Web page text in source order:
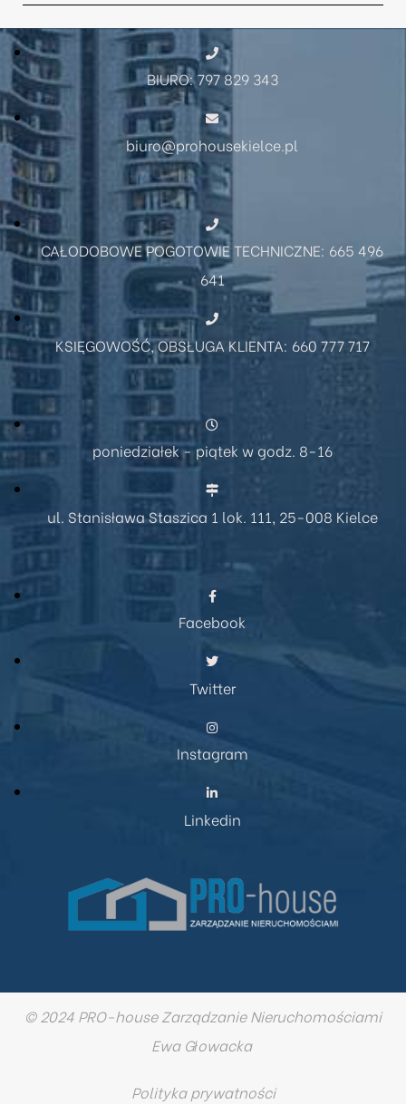
BIURO: 797 829 343
biuro@prohousekielce.pl
CAŁODOBOWE POGOTOWIE TECHNICZNE: 665 496
641
KSIĘGOWOŚĆ, OBSŁUGA KLIENTA: 660 777 717
poniedziałek - piątek w godz. 8-16
ul. Stanisława Staszica 1 lok. 111, 25-008 Kielce
Facebook
Twitter
Instagram
Linkedin
© 2024 PRO-house Zarządzanie Nieruchomościami
Ewa Głowacka
Polityka prywatności